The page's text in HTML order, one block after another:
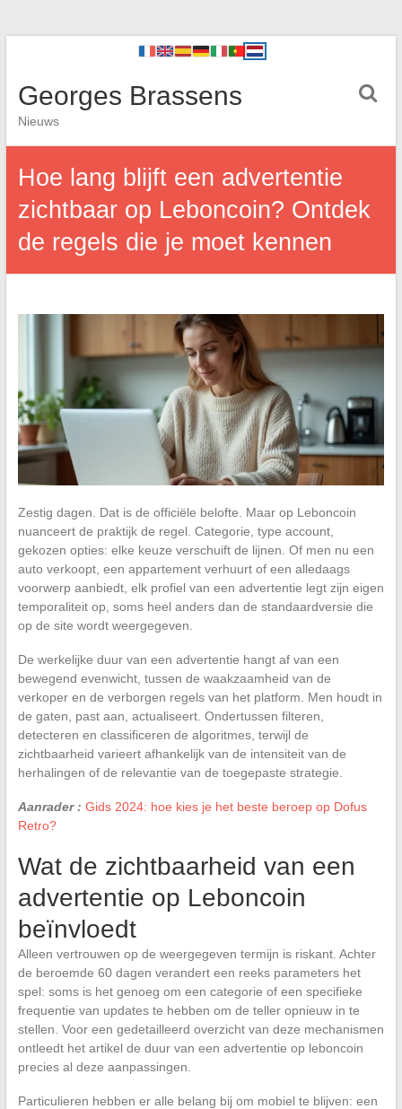
Georges Brassens
Nieuws
Hoe lang blijft een advertentie
zichtbaar op Leboncoin? Ontdek
de regels die je moet kennen
Zestig dagen. Dat is de officiële belofte. Maar op Leboncoin
nuanceert de praktijk de regel. Categorie, type account,
gekozen opties: elke keuze verschuift de lijnen. Of men nu een
auto verkoopt, een appartement verhuurt of een alledaags
voorwerp aanbiedt, elk profiel van een advertentie legt zijn eigen
temporaliteit op, soms heel anders dan de standaardversie die
op de site wordt weergegeven.
De werkelijke duur van een advertentie hangt af van een
bewegend evenwicht, tussen de waakzaamheid van de
verkoper en de verborgen regels van het platform. Men houdt in
de gaten, past aan, actualiseert. Ondertussen filteren,
detecteren en classificeren de algoritmes, terwijl de
zichtbaarheid varieert afhankelijk van de intensiteit van de
herhalingen of de relevantie van de toegepaste strategie.
Aanrader : Gids 2024: hoe kies je het beste beroep op Dofus
Retro?
Wat de zichtbaarheid van een
advertentie op Leboncoin
beïnvloedt
Alleen vertrouwen op de weergegeven termijn is riskant. Achter
de beroemde 60 dagen verandert een reeks parameters het
spel: soms is het genoeg om een categorie of een specifieke
frequentie van updates te hebben om de teller opnieuw in te
stellen. Voor een gedetailleerd overzicht van deze mechanismen
ontleedt het artikel de duur van een advertentie op leboncoin
precies al deze aanpassingen.
Particulieren hebben er alle belang bij om mobiel te blijven: een